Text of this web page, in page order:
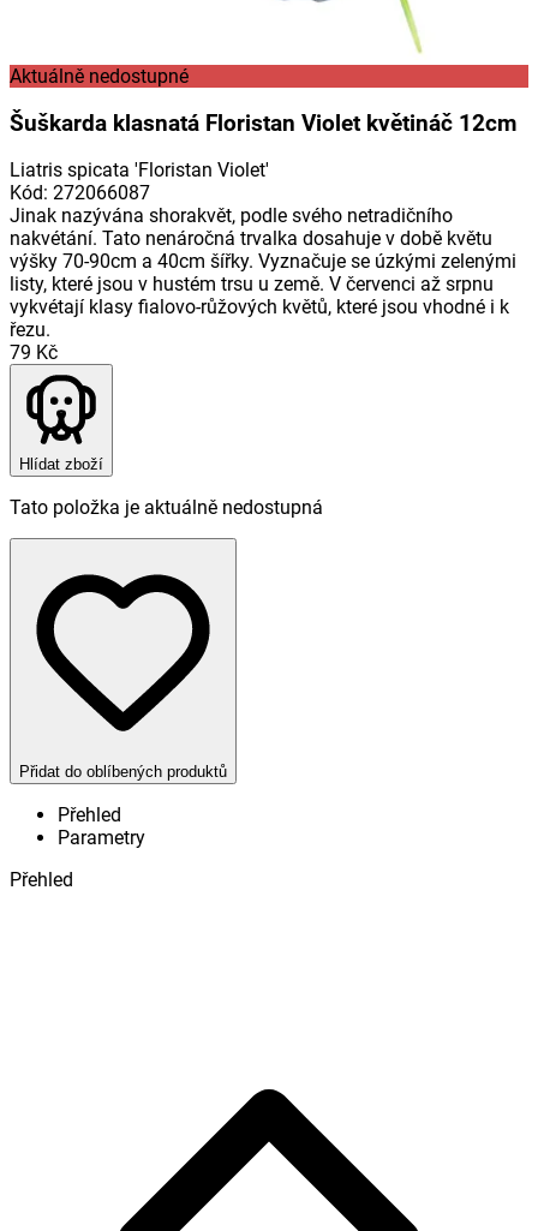
Aktuálně nedostupné
Šuškarda klasnatá Floristan Violet květináč 12cm
Liatris spicata 'Floristan Violet'
Kód: 272066087
Jinak nazývána shorakvět, podle svého netradičního
nakvétání. Tato nenáročná trvalka dosahuje v době květu
výšky 70-90cm a 40cm šířky. Vyznačuje se úzkými zelenými
listy, které jsou v hustém trsu u země. V červenci až srpnu
vykvétají klasy fialovo-růžových květů, které jsou vhodné i k
řezu.
79 Kč
Hlídat zboží
Tato položka je aktuálně nedostupná
Přidat do oblíbených produktů
Přehled
Parametry
Přehled